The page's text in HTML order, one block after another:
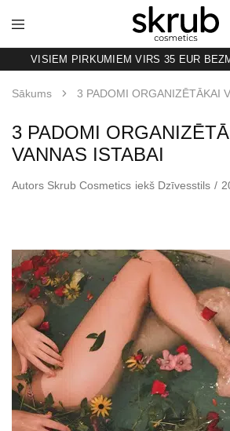
SKRUB
KAFIJAS
SKRUBIS
RAŽOTS
LATVIJĀ
VISIEM PIRKUMIEM VIRS 35 EUR
Sākums 3 PADOMI ORGANIZĒTĀKAI
3 PADOMI
VANNAS ISTABAI
Autors Skrub Cosmetics iekš Dzīvesstils